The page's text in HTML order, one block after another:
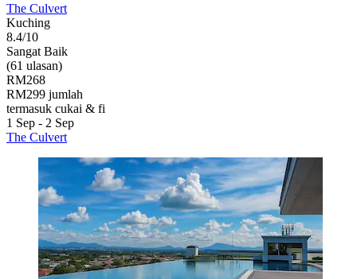
The Culvert
Kuching
8.4/10
Sangat Baik
(61 ulasan)
RM268
RM299 jumlah
termasuk cukai & fi
1 Sep - 2 Sep
The Culvert